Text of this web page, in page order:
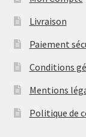
Livraison
Paiement
Conditions
Mentions
Politique de